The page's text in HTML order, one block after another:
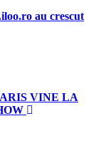
au crescut
VINE LA